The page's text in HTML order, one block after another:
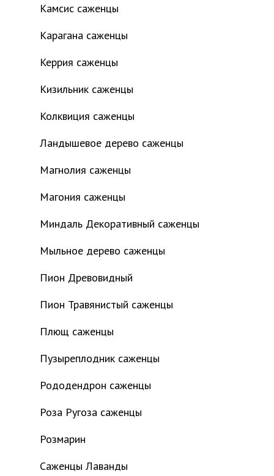
Камсис саженцы
Карагана саженцы
Керрия саженцы
Кизильник саженцы
Колквиция саженцы
Ландышевое дерево саженцы
Магнолия саженцы
Магония саженцы
Миндаль Декоративный саженцы
Мыльное дерево саженцы
Пион Древовидный
Пион Травянистый саженцы
Плющ саженцы
Пузыреплодник саженцы
Рододендрон саженцы
Роза Ругоза саженцы
Розмарин
Саженцы Лаванды